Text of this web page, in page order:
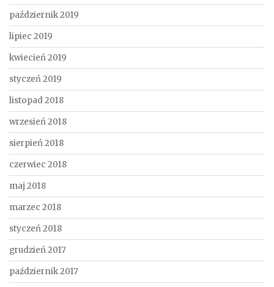
październik 2019
lipiec 2019
kwiecień 2019
styczeń 2019
listopad 2018
wrzesień 2018
sierpień 2018
czerwiec 2018
maj 2018
marzec 2018
styczeń 2018
grudzień 2017
październik 2017